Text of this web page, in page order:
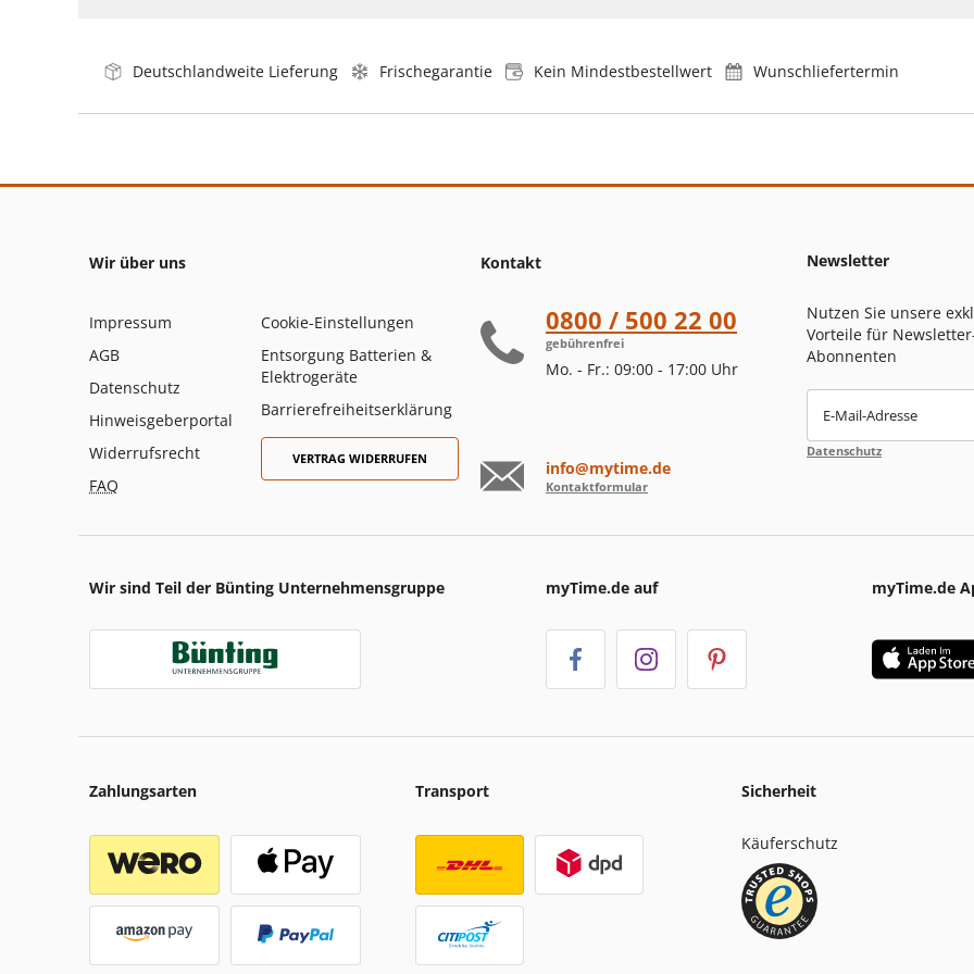
Deutschlandweite Lieferung Frischegarantie Kein Mindestbestellwert Wunschliefertermin
Wir über uns
Impressum
AGB
Datenschutz
Hinweisgeberportal
Widerrufsrecht
FAQ
Cookie-Einstellungen
Entsorgung Batterien &
Elektrogeräte
Barrierefreiheitserklärung
VERTRAG WIDERRUFEN
Kontakt
0800 / 500 22 00
gebührenfrei
Mo. - Fr.: 09:00 - 17:00 Uhr
info@mytime.de
Kontaktformular
Newsletter
Nutzen Sie unsere
Vorteile für
Abonnenten
E-Mail-Adresse
Datenschutz
Wir sind Teil der Bünting Unternehmensgruppe myTime.de auf myTime.de
Zahlungsarten Transport Sicherheit
Käuferschutz